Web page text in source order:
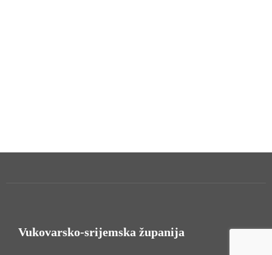
Vukovarsko-srijemska županija